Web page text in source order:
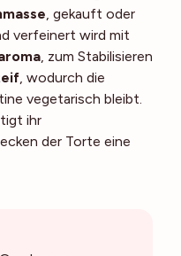
, gekauft oder
verfeinert wird mit
, zum Stabilisieren
, wodurch die
vegetarisch bleibt.
ihr
der Torte eine